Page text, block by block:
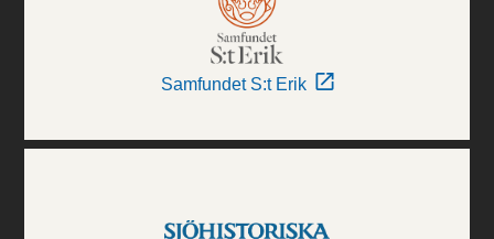
Samfundet S:t Erik